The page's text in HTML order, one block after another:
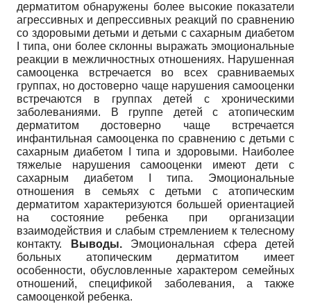
дерматитом обнаружены более высокие показатели
агрессивных и депрессивных реакций по сравнению
со здоровыми детьми и детьми с сахарным диабетом
I типа, они более склонны выражать эмоциональные
реакции в межличностных отношениях. Нарушенная
самооценка встречается во всех сравниваемых
группах, но достоверно чаще нарушения самооценки
встречаются в группах детей с хроническими
заболеваниями. В группе детей с атопическим
дерматитом достоверно чаще встречается
инфантильная самооценка по сравнению с детьми с
сахарным диабетом I типа и здоровыми. Наиболее
тяжелые нарушения самооценки имеют дети с
сахарным диабетом I типа. Эмоциональные
отношения в семьях с детьми с атопическим
дерматитом характеризуются большей ориентацией
на состояние ребенка при организации
взаимодействия и слабым стремлением к телесному
контакту.
Выводы.Эмоциональная сфера детей
больных атопическим дерматитом имеет
особенности, обусловленные характером семейных
отношений, спецификой заболевания, а также
самооценкой ребенка.